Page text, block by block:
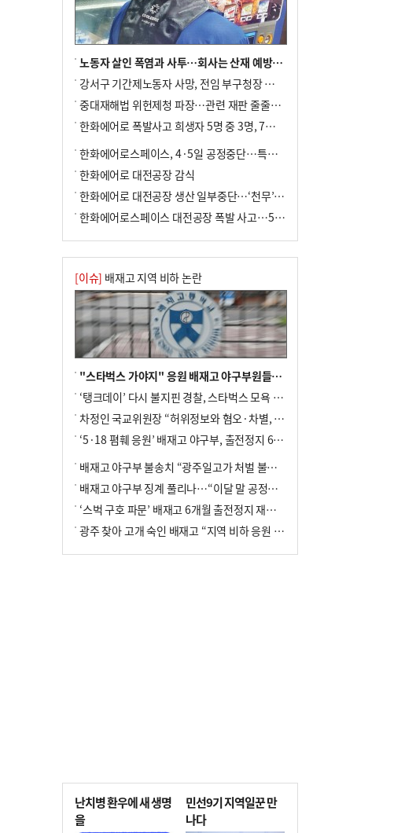
노동자 살인 폭염과 사투…회사는 산재 예방·전기료 절감 전력
강서구 기간제노동자 사망, 전임 부구청장 檢 송치
중대재해법 위헌제청 파장…관련 재판 줄줄이 브레이크
한화에어로 폭발사고 희생자 5명 중 3명, 7일 영면
한화에어로스페이스, 4·5일 공정중단…특별 안전점검
한화에어로 대전공장 감식
한화에어로 대전공장 생산 일부중단…‘천무’ 수출 비상
한화에어로스페이스 대전공장 폭발 사고…5명 사망·2명 부상(종합)
[이슈] 배재고 지역 비하 논란
"스타벅스 가야지" 응원 배재고 야구부원들, 학교서 징계 처분
‘탱크데이’ 다시 불지핀 경찰, 스타벅스 모욕 혐의 압수수색
차정인 국교위원장 “허위정보와 혐오·차별, 학교 교실까지 유입"
‘5·18 폄훼 응원’ 배재고 야구부, 출전정지 6개월→1개월 감경
배재고 야구부 불송치 “광주일고가 처벌 불원 의사 표해”
배재고 야구부 징계 풀리나…“이달 말 공정위서 재심의”
‘스벅 구호 파문’ 배재고 6개월 출전정지 재심 신청키로
광주 찾아 고개 숙인 배재고 “지역 비하 응원 잘못”(종합)
난치병 환우에 새 생명
을
민선9기 지역일꾼 만
나다